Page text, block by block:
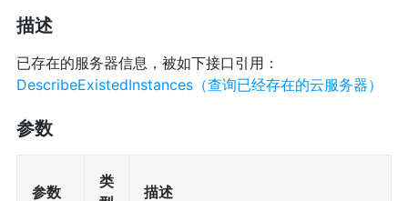
描述
已存在的服务器信息，被如下接口引用：
DescribeExistedInstances（查询已经存在的云服务器）
参数
参数
类
描述